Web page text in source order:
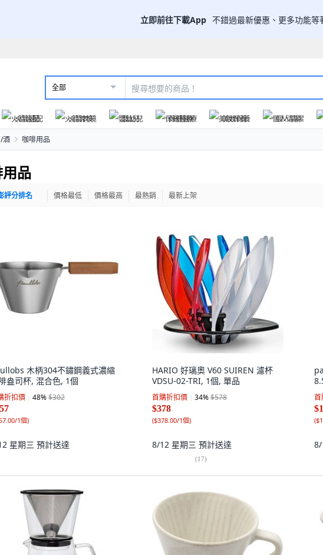
立即前往下載App 不錯過最新優惠、更多功能等
全部
火箭速配 火箭跨境 嬰幼兒 保健醫療 美妝保養 個人清潔
酒 咖啡用品
品
評分排名 價格最低 價格最高 最熱銷 最新上架
木柄304不鏽鋼義式濃縮
盎司杯, 混合色, 1個
折扣價 48%$302
1個)
星期三 預計送達
HARIO 好璃奧 V60 SUIREN 濾杯
VDSU-02-TRI, 1個, 單品
首購折扣價 34%$578
$378
($378.00/1個)
8/12 星期三 預計送達
(17)
首
(
8/